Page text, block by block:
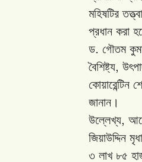
মহিষটির
প্রধান করা
ড. গৌতম
বৈশিষ্ট্য,
কোয়ারেন্টিন
জানান।
উল্লেখ্য,
জিয়াউদ্দিন
৩ লাখ ৮৫